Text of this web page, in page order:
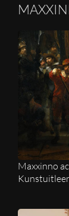
Maxxinno